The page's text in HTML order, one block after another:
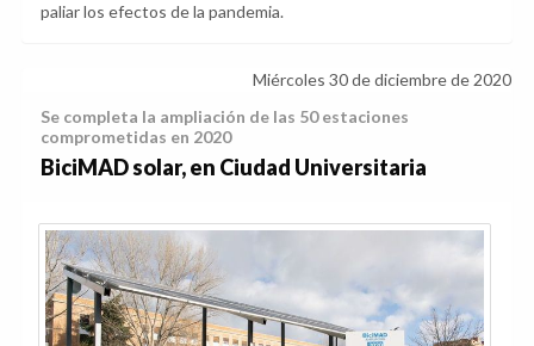
paliar los efectos de la pandemia.
Miércoles 30 de diciembre de 2020
Se completa la ampliación de las 50 estaciones
comprometidas en 2020
BiciMAD solar, en Ciudad Universitaria